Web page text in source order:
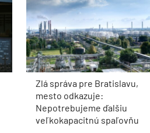
Zlá správa pre Bratislavu,
mesto odkazuje:
Nepotrebujeme ďalšiu
veľkokapacitnú spaľovňu